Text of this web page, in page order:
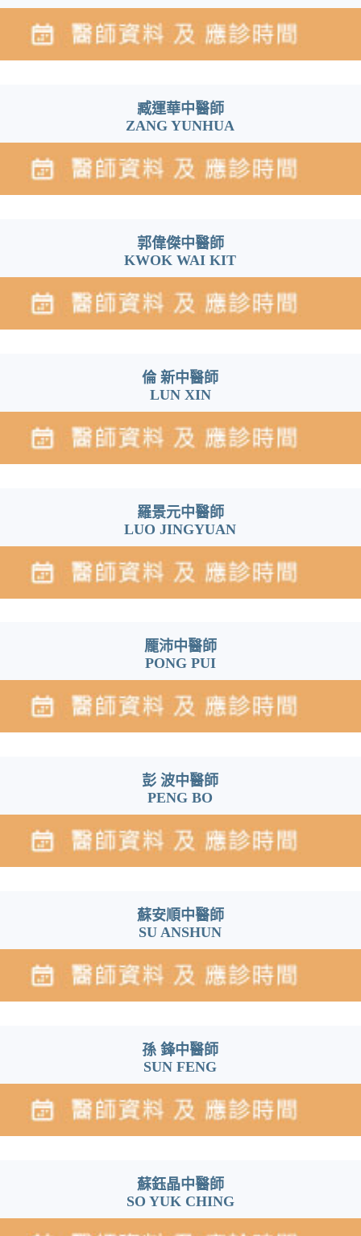
臧運華中醫師
ZANG YUNHUA
郭偉傑中醫師
KWOK WAI KIT
倫 新中醫師
LUN XIN
羅景元中醫師
LUO JINGYUAN
龎沛中醫師
PONG PUI
彭 波中醫師
PENG BO
蘇安順中醫師
SU ANSHUN
孫 鋒中醫師
SUN FENG
蘇鈺晶中醫師
SO YUK CHING